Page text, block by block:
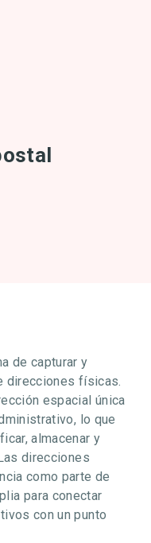
de capturar y
direcciones físicas.
espacial única
lo que
almacenar y
direcciones
como parte de
para conectar
con un punto